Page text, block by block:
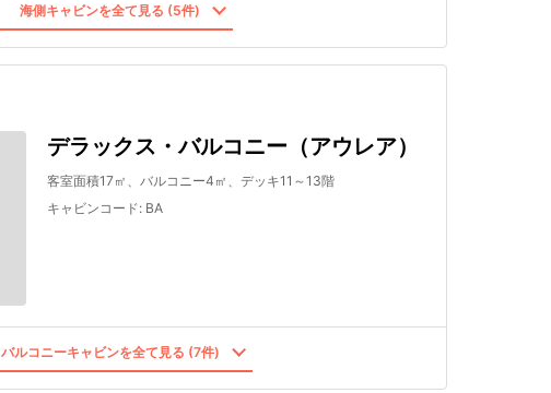
海側キャビンを全て見る (5件)
デラックス・バルコニー（アウレア）
客室面積17㎡、バルコニー4㎡、デッキ11～13階
キャビンコード: BA
バルコニーキャビンを全て見る (7件)